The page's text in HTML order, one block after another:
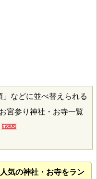
などに並べ替えられる
宮参り神社・お寺一覧
気の神社・お寺をラン